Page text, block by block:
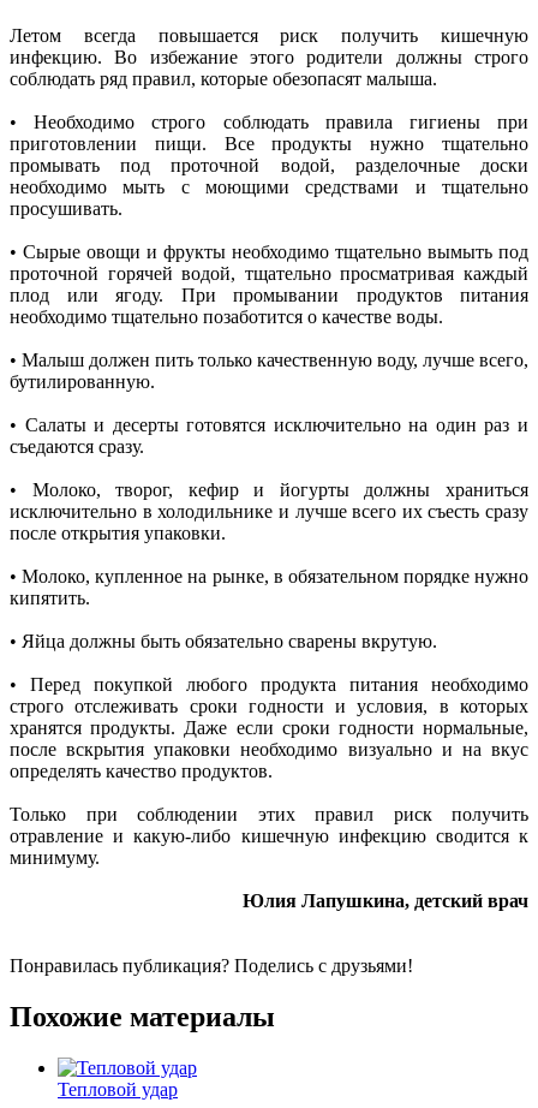
Летом всегда повышается риск получить кишечную
инфекцию. Во избежание этого родители должны строго
соблюдать ряд правил, которые обезопасят малыша.
• Необходимо строго соблюдать правила гигиены при
приготовлении пищи. Все продукты нужно тщательно
промывать под проточной водой, разделочные доски
необходимо мыть с моющими средствами и тщательно
просушивать.
• Сырые овощи и фрукты необходимо тщательно вымыть под
проточной горячей водой, тщательно просматривая каждый
плод или ягоду. При промывании продуктов питания
необходимо тщательно позаботится о качестве воды.
• Малыш должен пить только качественную воду, лучше всего,
бутилированную.
• Салаты и десерты готовятся исключительно на один раз и
съедаются сразу.
• Молоко, творог, кефир и йогурты должны храниться
исключительно в холодильнике и лучше всего их съесть сразу
после открытия упаковки.
• Молоко, купленное на рынке, в обязательном порядке нужно
кипятить.
• Яйца должны быть обязательно сварены вкрутую.
• Перед покупкой любого продукта питания необходимо
строго отслеживать сроки годности и условия, в которых
хранятся продукты. Даже если сроки годности нормальные,
после вскрытия упаковки необходимо визуально и на вкус
определять качество продуктов.
Только при соблюдении этих правил риск получить
отравление и какую-либо кишечную инфекцию сводится к
минимуму.
Юлия Лапушкина, детский врач
Понравилась публикация? Поделись с друзьями!
Похожие материалы
Тепловой удар